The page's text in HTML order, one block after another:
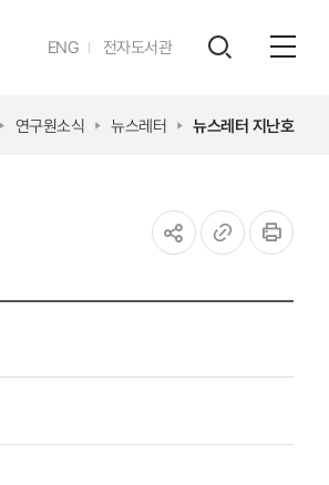
ENG영문전자도서관
레이어
연구원소식 뉴스레터 뉴스레터 지난호